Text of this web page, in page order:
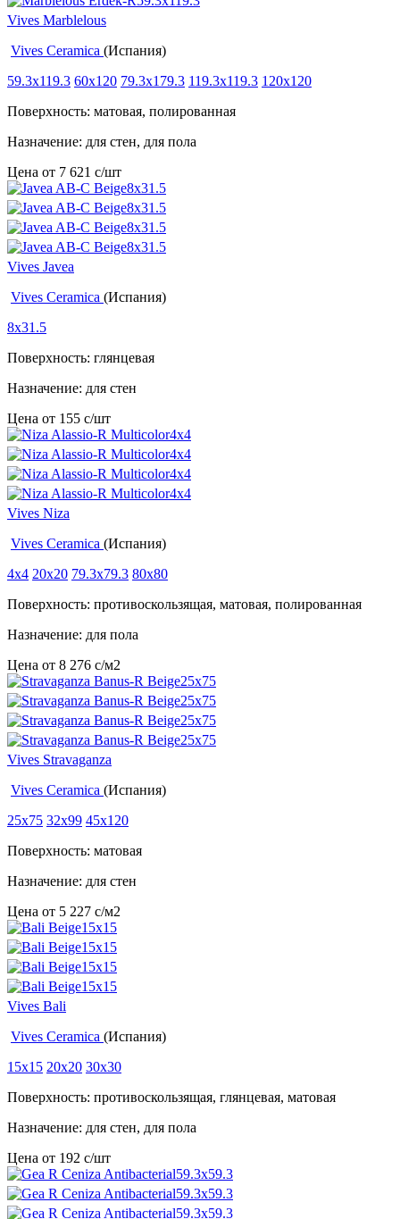
Vives Marblelous
Vives Ceramica (Испания)
59.3x119.3 60x120 79.3x179.3 119.3x119.3 120x120
Поверхность: матовая, полированная
Назначение: для стен, для пола
Цена от 7 621 c/шт
Vives Javea
Vives Ceramica (Испания)
8x31.5
Поверхность: глянцевая
Назначение: для стен
Цена от 155 c/шт
Vives Niza
Vives Ceramica (Испания)
4x4 20x20 79.3x79.3 80x80
Поверхность: противоскользящая, матовая, полированная
Назначение: для пола
Цена от 8 276 c/м2
Vives Stravaganza
Vives Ceramica (Испания)
25x75 32x99 45x120
Поверхность: матовая
Назначение: для стен
Цена от 5 227 c/м2
Vives Bali
Vives Ceramica (Испания)
15x15 20x20 30x30
Поверхность: противоскользящая, глянцевая, матовая
Назначение: для стен, для пола
Цена от 192 c/шт